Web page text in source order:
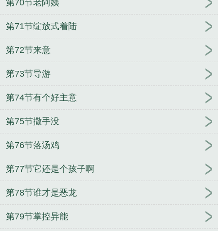
第70节老阿姨
第71节绽放式着陆
第72节来意
第73节导游
第74节有个好主意
第75节撒手没
第76节落汤鸡
第77节它还是个孩子啊
第78节谁才是恶龙
第79节掌控异能